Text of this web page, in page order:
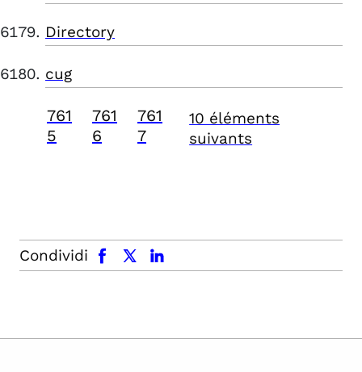
Directory
cug
761
5
761
6
761
7
10 éléments
suivants
Condividi
facebook x.com linkedin